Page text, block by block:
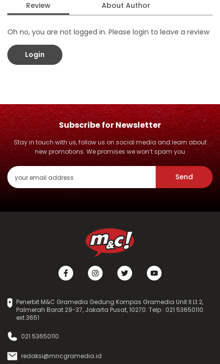
Review About Author
Oh no, you are not logged in. Please login to leave a review
Login
Subscribe for Newsletter
Stay in touch with us, follow us on social media and learn about
new promotions. We promises we won’t spam you
Send
Penerbit M&C Gramedia Gedung Kompas Gramedia Unit II Lt.2,
Palmerah Barat 29-37, Jakarta Pusat, 10270. Telp : 021 53650110
ext.3651
021 53650110
redaksi@mncgramedia.id